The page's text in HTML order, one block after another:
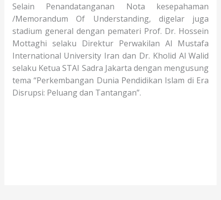
Selain Penandatanganan Nota kesepahaman
/Memorandum Of Understanding, digelar juga
stadium general dengan pemateri Prof. Dr. Hossein
Mottaghi selaku Direktur Perwakilan Al Mustafa
International University Iran dan Dr. Kholid Al Walid
selaku Ketua STAI Sadra Jakarta dengan mengusung
tema “Perkembangan Dunia Pendidikan Islam di Era
Disrupsi: Peluang dan Tantangan”.